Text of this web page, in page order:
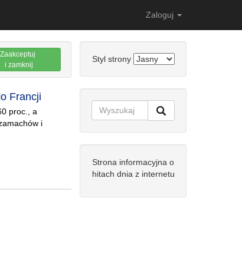
Zaloguj
Zaakceptuj
i zamknij
Francji
proc., a
i
Styl strony
Strona informacyjna o
hitach dnia z internetu